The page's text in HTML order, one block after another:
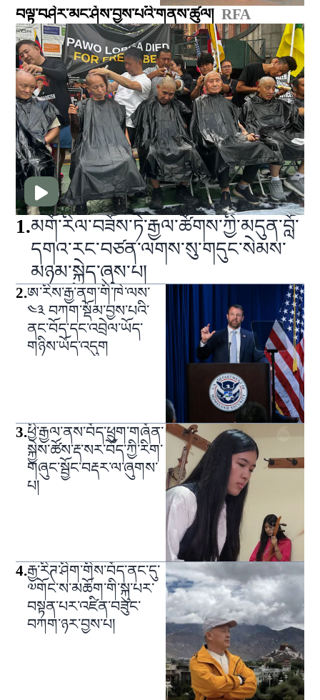
བལྟ་བཤེར་མང་ཤོས་བྱས་པའི་གནས་ཚུལ། RFA
1.མགོ་རིལ་བཟོས་ཏེ་རྒྱལ་ཚོགས་ཀྱི་མདུན་བློ་
དགའ་རང་བཙན་ལགས་སུ་གདུང་སེམས་
མཉམ་སྐྱེད་ཞུས་པ།
2.ཨ་རིས་རྒྱ་ནག་གི་ཁེ་ལས་
༤༣ བཀག་སྡོམ་བྱས་པའི་
ནང་བོད་དང་འབྲེལ་ཡོད་
གཉིས་ཡོད་འདུག
3.ཕྱི་རྒྱལ་ནས་བོད་ཕྲུག་གཞོན་
སྐྱེས་ཚོས་རྡ་སར་བོད་ཀྱི་རིག་
གཞུང་སྦྱོང་བརྡར་ལ་ཞུགས་
པ།
4.རྒྱ་རིཊ་ཤིག་གིས་བོད་ནང་དུ་
༧གོང་ས་མཆོག་གི་སྐུ་པར་
བསྟན་པར་འཛིན་བཟུང་
བཀག་ཉར་བྱས་པ།